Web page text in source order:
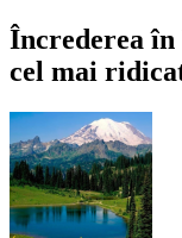
Încrederea în
cel mai